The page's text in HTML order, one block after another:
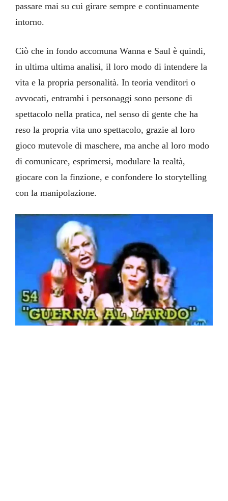
passare mai su cui girare sempre e continuamente
intorno.
Ciò che in fondo accomuna Wanna e Saul è quindi,
in ultima ultima analisi, il loro modo di intendere la
vita e la propria personalità. In teoria venditori o
avvocati, entrambi i personaggi sono persone di
spettacolo nella pratica, nel senso di gente che ha
reso la propria vita uno spettacolo, grazie al loro
gioco mutevole di maschere, ma anche al loro modo
di comunicare, esprimersi, modulare la realtà,
giocare con la finzione, e confondere lo storytelling
con la manipolazione.